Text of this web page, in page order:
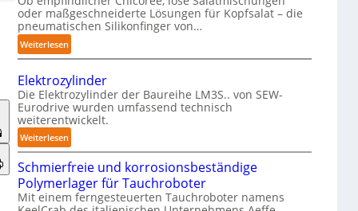
a
z
i
n
-
B
e
l
a
d
u
n
g
oder maßgeschneiderte Lösungen für Kopfsalat – die
pneumatischen Silikonfinger von…
Weiterlesen:
S
n
s
i
b
l
e
F
i
Elektrozylinder
Die Elektrozylinder der Baureihe LM3S.. von SEW-
Eurodrive wurden umfassend technisch
weiterentwickelt.
Weiterlesen:
E
l
e
k
Schmierfreie und korrosionsbeständige
Polymerlager für Tauchroboter
Mit einem ferngesteuerten Tauchroboter namens